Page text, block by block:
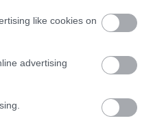
like cookies on
advertising